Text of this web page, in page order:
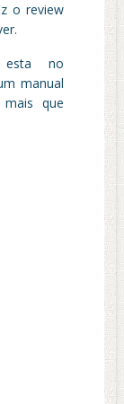
o review
esta no
manual
que